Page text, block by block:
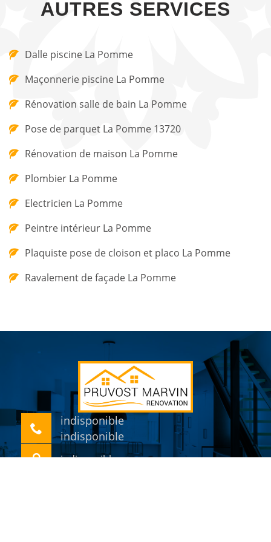
AUTRES SERVICES
Dalle piscine La Pomme
Maçonnerie piscine La Pomme
Rénovation salle de bain La Pomme
Pose de parquet La Pomme 13720
Rénovation de maison La Pomme
Plombier La Pomme
Electricien La Pomme
Peintre intérieur La Pomme
Plaquiste pose de cloison et placo La Pomme
Ravalement de façade La Pomme
indisponible
indisponible
indisponible